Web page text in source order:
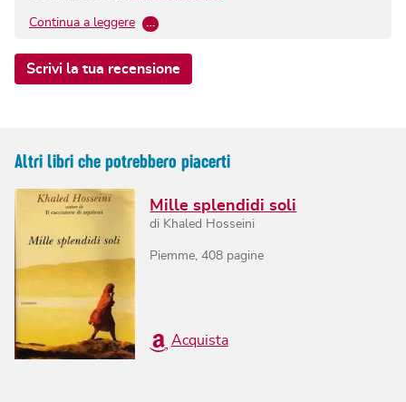
Continua a leggere …
Scrivi la tua recensione
Altri libri che potrebbero piacerti
Mille splendidi soli
di Khaled Hosseini
Piemme,408 pagine
Acquista